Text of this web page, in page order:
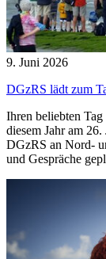
9. Juni 2026
DGzRS lädt zum
Ihren beliebten
diesem Jahr am
DGzRS an Nord-
und Gespräche